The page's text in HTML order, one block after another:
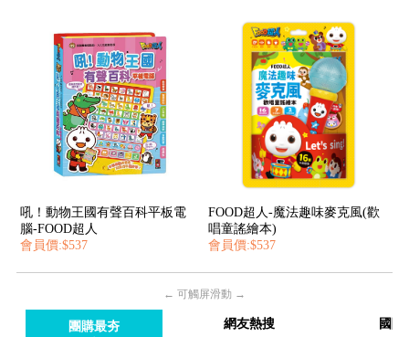
吼！動物王國有聲百科平板電
腦-FOOD超人
會員價:$537
FOOD超人-魔法趣味麥克風(歡
唱童謠繪本)
會員價:$537
← 可觸屏滑動 →
團購最夯 網友熱搜 國際